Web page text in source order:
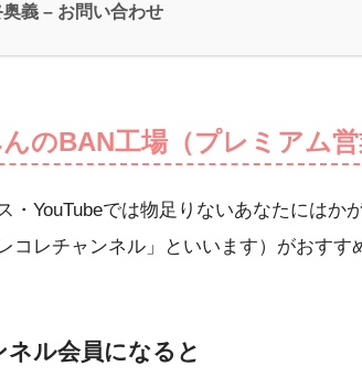
義 – お問い合わせ
のBAN工場（プレミアム
・YouTubeでは物足りないあなたにはか
コレチャンネル」といいます）がおすす
ネル会員になると